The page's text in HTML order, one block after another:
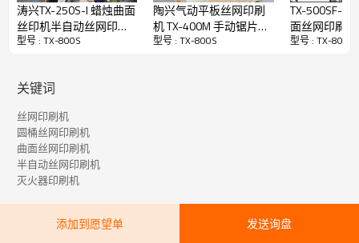
TX-800S圆柱形灭火器丝网印刷机简介
应用
我们热销的TX-800S圆柱形丝网印刷机适用于在印刷表面上印刷
图像、清洁桶、油漆桶、塑料桶和空气产品、灭火器等。
主要参数
型号：TX-800S
最大打印尺寸：750*300毫米
最大直径：240毫米
涛兴TX-250S-I 蜡烛曲面
丝印机半自动丝网印刷
机
型号 : TX-800S
陶兴气动平板丝网印刷
机 TX-400M 手动锯片式
标志印刷机
型号 : TX-800S
TX-500SF-
面丝网印刷
机，适用于
型号 : TX-800S
关键词
丝网印刷机
圆桶丝网印刷机
曲面丝网印刷机
半自动丝网印刷机
灭火器印刷机
添加到愿望单 发送询盘